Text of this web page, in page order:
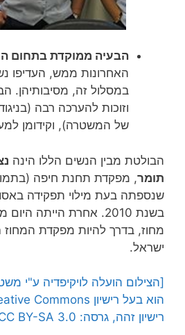
הבעיה ממוקדת בתחום
האחרונות ממש, העדיפו
במסלול זה, מסיבותיהן.
וזוכות להערכה רבה
של המשטרה), וקידומן
הבולטת מבין הנשים הללו הינה
תומר, מפקדת תחנת חיפה
שנספתה בעת מילוי תפקידה
בשנת 2010. אחרת הייתה
מחוז, בדרך להיות מפקדת המחוז
ישראל.
[הצילום הועלה לויקיפדיה ע"י
רישיון זהה, גרסה: CC BY-SA 3.0]